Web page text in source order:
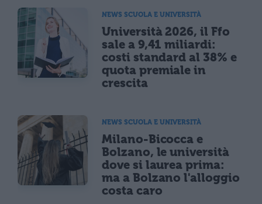
NEWS SCUOLA E UNIVERSITÀ
Università 2026, il Ffo
sale a 9,41 miliardi:
costi standard al 38% e
quota premiale in
crescita
NEWS SCUOLA E UNIVERSITÀ
Milano-Bicocca e
Bolzano, le università
dove si laurea prima:
ma a Bolzano l'alloggio
costa caro